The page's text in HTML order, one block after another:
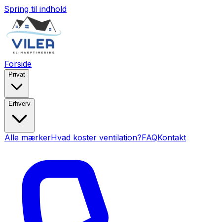
Spring til indhold
Forside
Privat
Erhverv
Alle mærkerHvad koster ventilation?FAQKontakt